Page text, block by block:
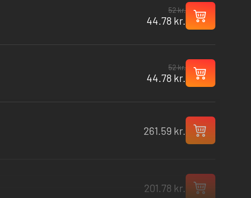
52 kr.
44.78 kr.
52 kr.
44.78 kr.
261.59 kr.
201.78 kr.